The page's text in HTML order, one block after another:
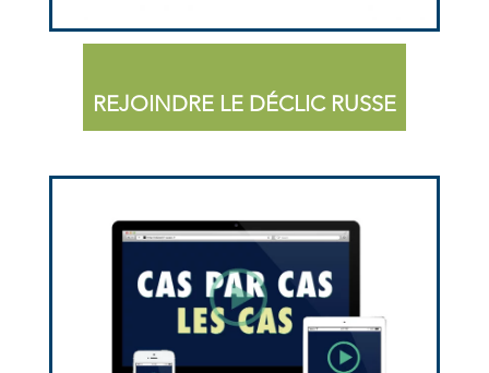
REJOINDRE LE DÉCLIC RUSSE